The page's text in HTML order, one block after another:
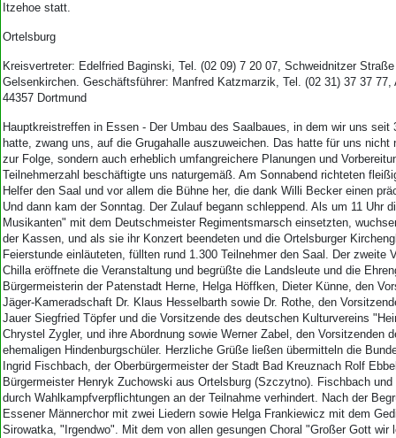
Itzehoe statt.
Ortelsburg
Kreisvertreter: Edelfried Ba­ginski, Tel. (02 09) 7 20 07, Schweidnitzer
Gelsenkirchen. Geschäftsführer: Manfred Katzmarzik, Tel. (02 31) 37 37 77,
44357 Dortmund
Hauptkreistreffen in Essen - Der Umbau des Saalbaues, in dem wir uns seit
hatte, zwang uns, auf die Grugahalle auszuweichen. Das hatte für uns nicht
zur Folge, sondern auch erheblich umfangreichere Planungen und
Teilnehmerzahl beschäftigte uns naturgemäß. Am Sonnabend richteten
Helfer den Saal und vor allem die Bühne her, die dank Willi Becker einen
Und dann kam der Sonntag. Der Zulauf begann schleppend. Als um 11 Uhr
Musikanten" mit dem Deutschmeister Regimentsmarsch einsetzten,
der Kassen, und als sie ihr Konzert beendeten und die Ortelsburger
Feierstunde einläuteten, füllten rund 1.300 Teilnehmer den Saal. Der zweite
Chilla eröffnete die Veranstaltung und begrüßte die Landsleute und die
Bürgermeisterin der Patenstadt Herne, Helga Höffken, Dieter Künne, den
Jäger-Kameradschaft Dr. Klaus Hesselbarth sowie Dr. Rothe, den
Jauer Siegfried Töpfer und die Vorsitzende des deutschen Kulturvereins
Chrystel Zygler, und ihre Abordnung sowie Werner Zabel, den Vorsitzenden
ehemaligen Hindenburgschüler. Herzliche Grüße ließen übermitteln die
Ingrid Fischbach, der Oberbürgermeister der Stadt Bad Kreuznach Rolf
Bürgermeister Henryk Zuchowski aus Ortelsburg (Szczytno). Fischbach
durch Wahlkampfverpflichtungen an der Teilnahme verhindert. Nach der
Essener Männerchor mit zwei Liedern sowie Helga Frankiewicz mit dem
Sirowatka, "Irgendwo". Mit dem von allen gesungen Choral "Großer Gott wir